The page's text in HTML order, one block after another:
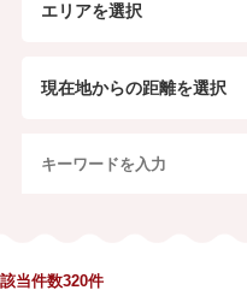
エリアを選択
現在地からの距離を選択
該当件数320件